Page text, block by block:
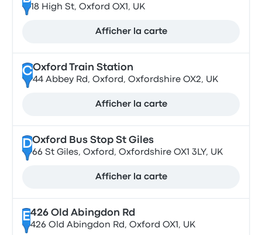
18 High St, Oxford OX1, UK
Afficher la carte
COxford Train Station
44 Abbey Rd, Oxford, Oxfordshire OX2, UK
Afficher la carte
DOxford Bus Stop St Giles
66 St Giles, Oxford, Oxfordshire OX1 3LY, UK
Afficher la carte
E426 Old Abingdon Rd
426 Old Abingdon Rd, Oxford OX1, UK